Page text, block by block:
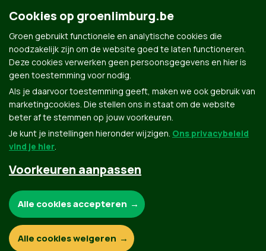
toekomstgericht en duurzaam.
61 jaar - Hoeselt
Maatschappelijk assistent
Groen.be
© Copyright Groen 2026 | Gemaakt met NationBuilder
Contact Privacybeleid
Cookies op groenlimburg.be
Groen gebruikt functionele en analytische cookies die
noodzakelijk zijn om de website goed te laten functioneren.
Deze cookies verwerken geen persoonsgegevens en hier is
geen toestemming voor nodig.
Als je daarvoor toestemming geeft, maken we ook gebruik van
marketingcookies. Die stellen ons in staat om de website
beter af te stemmen op jouw voorkeuren.
Je kunt je instellingen hieronder wijzigen. Ons privacybeleid
vind je hier.
Voorkeuren aanpassen
Functionele en analytische cookies:
Alle cookies accepteren
Alle cookies weigeren